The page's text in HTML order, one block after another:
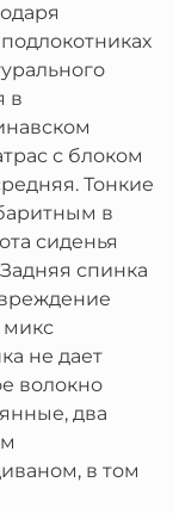
в
с блоком
Тонкие
в
сиденья
спинка
микс
не дает
волокно
два
в том